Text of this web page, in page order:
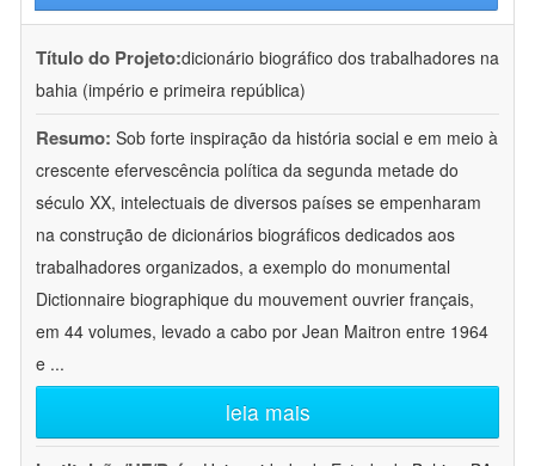
Título do Projeto:dicionário biográfico dos trabalhadores na
bahia (império e primeira república)
Resumo: Sob forte inspiração da história social e em meio à
crescente efervescência política da segunda metade do
século XX, intelectuais de diversos países se empenharam
na construção de dicionários biográficos dedicados aos
trabalhadores organizados, a exemplo do monumental
Dictionnaire biographique du mouvement ouvrier français,
em 44 volumes, levado a cabo por Jean Maitron entre 1964
e ...
leia mais